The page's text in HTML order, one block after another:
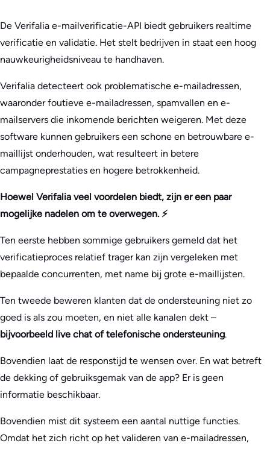
De Verifalia e-mailverificatie-API biedt gebruikers realtime
verificatie en validatie. Het stelt bedrijven in staat een hoog
nauwkeurigheidsniveau te handhaven.
Verifalia detecteert ook problematische e-mailadressen,
waaronder foutieve e-mailadressen, spamvallen en e-
mailservers die inkomende berichten weigeren. Met deze
software kunnen gebruikers een schone en betrouwbare e-
maillijst onderhouden, wat resulteert in betere
campagneprestaties en hogere betrokkenheid.
Hoewel Verifalia veel voordelen biedt, zijn er een paar
mogelijke nadelen om te overwegen. ⚡
Ten eerste hebben sommige gebruikers gemeld dat het
verificatieproces relatief trager kan zijn vergeleken met
bepaalde concurrenten, met name bij grote e-maillijsten.
Ten tweede beweren klanten dat de ondersteuning niet zo
goed is als zou moeten, en niet alle kanalen dekt –
bijvoorbeeld live chat of telefonische ondersteuning.
Bovendien laat de responstijd te wensen over. En wat betreft
de dekking of gebruiksgemak van de app? Er is geen
informatie beschikbaar.
Bovendien mist dit systeem een aantal nuttige functies.
Omdat het zich richt op het valideren van e-mailadressen,